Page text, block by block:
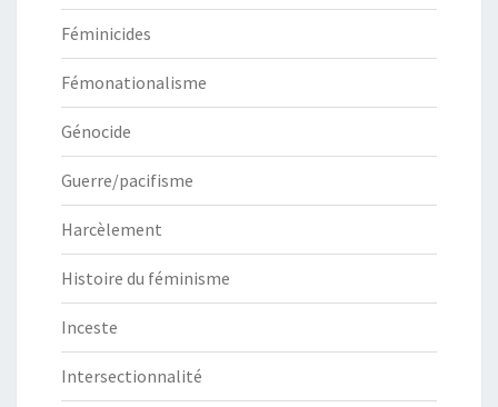
Féminicides
Fémonationalisme
Génocide
Guerre/pacifisme
Harcèlement
Histoire du féminisme
Inceste
Intersectionnalité